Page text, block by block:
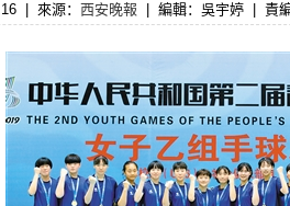
來源： 西安晚報 編輯：吳宇婷 責